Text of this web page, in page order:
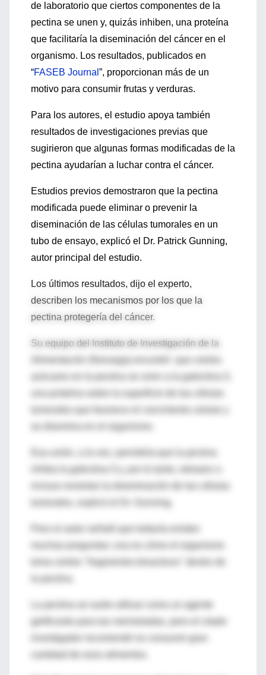
de laboratorio que ciertos componentes de la
pectina se unen y, quizás inhiben, una proteína
que facilitaría la diseminación del cáncer en el
organismo. Los resultados, publicados en
“FASEB Journal ”, proporcionan más de un
motivo para consumir frutas y verduras.
Para los autores, el estudio apoya también
resultados de investigaciones previas que
sugirieron que algunas formas modificadas de la
pectina ayudarían a luchar contra el cáncer.
Estudios previos demostraron que la pectina
modificada puede eliminar o prevenir la
diseminación de las células tumorales en un
tubo de ensayo, explicó el Dr. Patrick Gunning,
autor principal del estudio.
Los últimos resultados, dijo el experto,
describen los mecanismos por los que la
pectina protegería del cáncer.
Su equipo del Instituto de Investigación de la
Alimentación (Noruega) encontró que ciertos
azúcares en la pectina se unen a la galectina-3,
una proteína sobre la superficie de las células
se disemina en el organismo.
inhiba la galectina-3 y, por lo tanto, retrasen o
muchas preguntas: una es cómo el organismo
toma ciertos "fragmentos bioactivos" dentro de
La pectina se suele utilizar como un agente
gelificante para las mermeladas, pero el citado
investigador recomendó no consumir gran